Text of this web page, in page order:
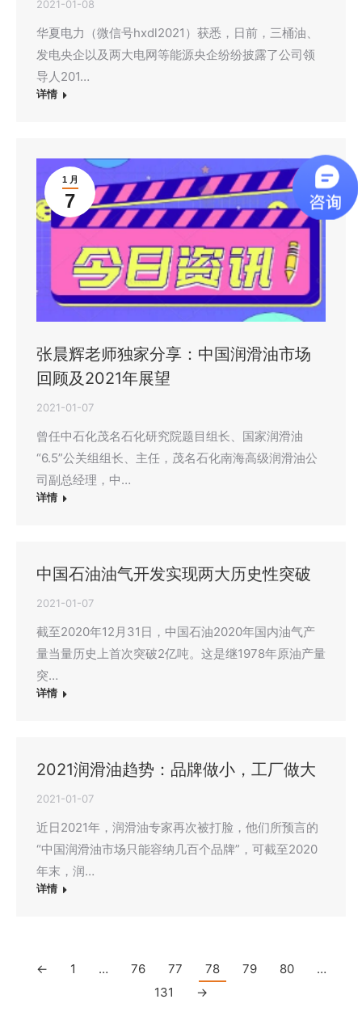
2021-01-08
华夏电力（微信号hxdl2021）获悉，日前，三桶油、
发电央企以及两大电网等能源央企纷纷披露了公司领
导人201…
详情
1 月
7
张晨辉老师独家分享：中国润滑油市场
回顾及2021年展望
2021-01-07
曾任中石化茂名石化研究院题目组长、国家润滑油
“6.5”公关组组长、主任，茂名石化南海高级润滑油公
司副总经理，中…
详情
中国石油油气开发实现两大历史性突破
2021-01-07
截至2020年12月31日，中国石油2020年国内油气产
量当量历史上首次突破2亿吨。这是继1978年原油产量
突…
详情
2021润滑油趋势：品牌做小，工厂做大
2021-01-07
近日2021年，润滑油专家再次被打脸，他们所预言的
“中国润滑油市场只能容纳几百个品牌”，可截至2020
年末，润…
详情
← 1 … 76 77 78 79 80
…
131
→